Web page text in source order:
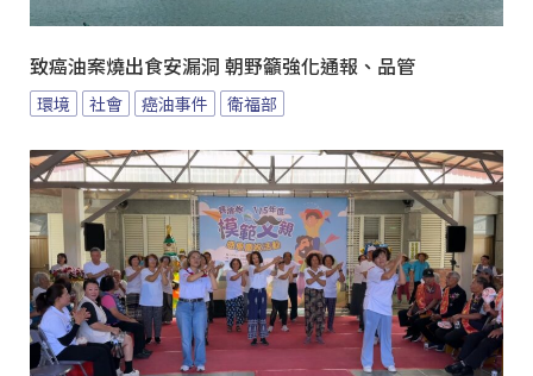
致癌油案燒出食安漏洞 朝野籲強化通報、品管
環境 社會 癌油事件 衛福部